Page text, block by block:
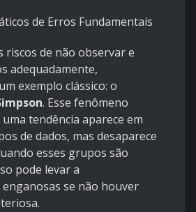
de Erros Fundamentais
riscos de não observar e
adequadamente,
exemplo clássico: o
. Esse fenômeno
tendência aparece em
de dados, mas desaparece
esses grupos são
pode levar a
se não houver